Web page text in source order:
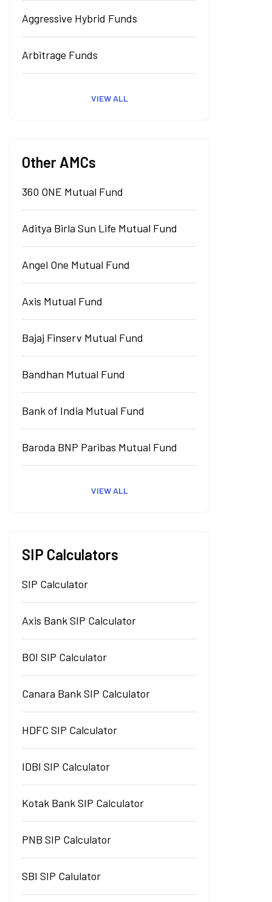
Aggressive Hybrid Funds
Arbitrage Funds
VIEW ALL
Other AMCs
360 ONE Mutual Fund
Aditya Birla Sun Life Mutual Fund
Angel One Mutual Fund
Axis Mutual Fund
Bajaj Finserv Mutual Fund
Bandhan Mutual Fund
Bank of India Mutual Fund
Baroda BNP Paribas Mutual Fund
VIEW ALL
SIP Calculators
SIP Calculator
Axis Bank SIP Calculator
BOI SIP Calculator
Canara Bank SIP Calculator
HDFC SIP Calculator
IDBI SIP Calculator
Kotak Bank SIP Calculator
PNB SIP Calculator
SBI SIP Calulator